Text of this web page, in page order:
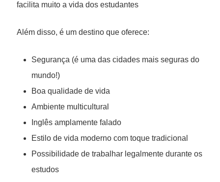
facilita muito a vida dos estudantes
Além disso, é um destino que oferece:
Segurança (é uma das cidades mais seguras do
mundo!)
Boa qualidade de vida
Ambiente multicultural
Inglês amplamente falado
Estilo de vida moderno com toque tradicional
Possibilidade de trabalhar legalmente durante os
estudos